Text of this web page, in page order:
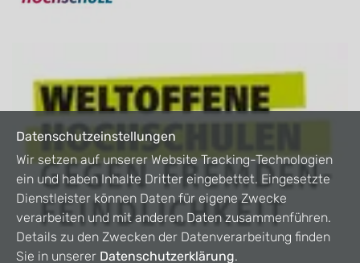
Datenschutzeinstellungen
Wir setzen auf unserer Website Tracking-Technologien
ein und haben Inhalte Dritter eingebettet. Eingesetzte
Dienstleister können Daten für eigene Zwecke
verarbeiten und mit anderen Daten zusammenführen.
Details zu den Zwecken der Datenverarbeitung finden
Sie in unserer Datenschutzerklärung.